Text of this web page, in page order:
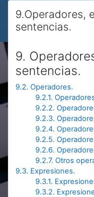
9.Operadores,
sentencias.
9.
sentencias.
9.2. Operadores.
9.2.1.
9.2.2.
9.2.3.
9.2.4.
9.2.5.
9.2.6.
9.2.7. Otros
9.3. Expresiones.
9.3.1.
9.3.2.